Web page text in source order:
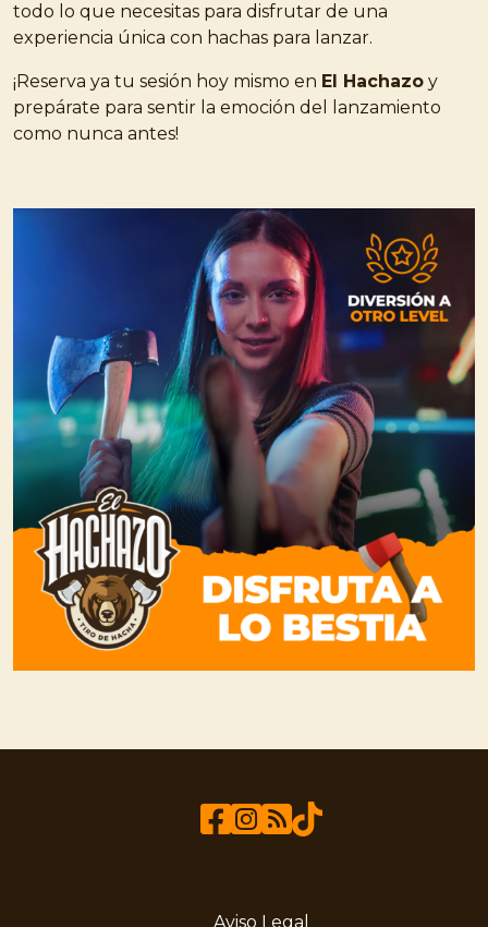
todo lo que necesitas para disfrutar de una
experiencia única con hachas para lanzar.
¡Reserva ya tu sesión hoy mismo en El Hachazo y
prepárate para sentir la emoción del lanzamiento
como nunca antes!
Aviso Legal